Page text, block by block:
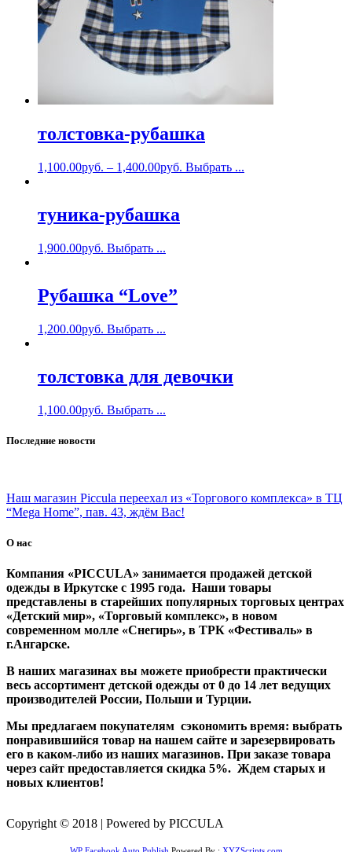
толстовка-рубашка
1,100.00руб. – 1,400.00руб. Выбрать ...
туника-рубашка
1,900.00руб. Выбрать ...
Рубашка “Love”
1,200.00руб. Выбрать ...
толстовка для девочки
1,100.00руб. Выбрать ...
Последние новости
Наш магазин Piccula переехал из «Торгового комплекса» в ТЦ
“Mega Home”, пав. 43, ждём Вас!
О нас
Компания «PICCULA» занимается продажей детской
одежды в Иркутске с 1995 года. Наши товары
представлены в старейших популярных торговых центрах
«Детский мир», «Торговый комплекс», в новом
современном молле «Снегирь», в ТРК «Фестиваль» в
г.Ангарске.
В наших магазинах вы можете приобрести практически
весь ассортимент детской одежды от 0 до 14 лет ведущих
производителей России, Польши и Турции.
Мы предлагаем покупателям сэкономить время: выбрать
понравившийся товар на нашем сайте и зарезервировать
его в каком-либо из наших магазинов. При заказе товара
через сайт предоставляется скидка 5%. Ждем старых и
новых клиентов!
Copyright © 2018 | Powered by PICCULA